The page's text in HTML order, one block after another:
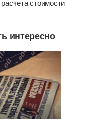
стоимости
интересно